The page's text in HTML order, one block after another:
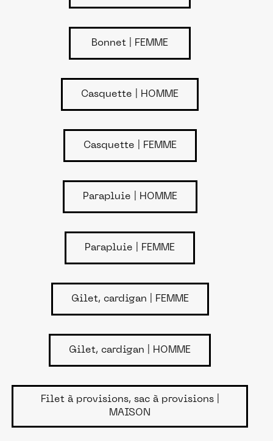
Bonnet | FEMME
Casquette | HOMME
Casquette | FEMME
Parapluie | HOMME
Parapluie | FEMME
Gilet, cardigan | FEMME
Gilet, cardigan | HOMME
Filet à provisions, sac à provisions |
MAISON